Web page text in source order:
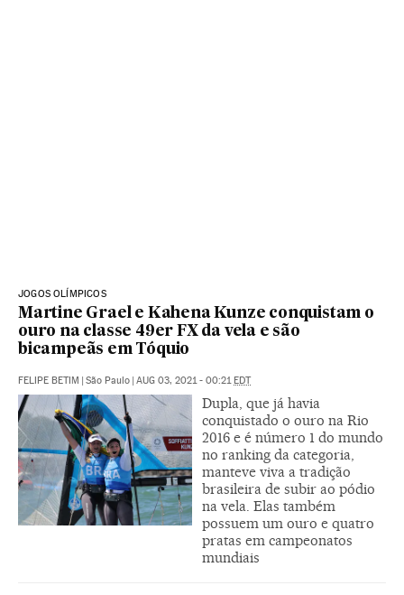
JOGOS OLÍMPICOS
Martine Grael e Kahena Kunze conquistam o
ouro na classe 49er FX da vela e são
bicampeãs em Tóquio
FELIPE BETIM São Paulo AUG 03, 2021 - 00:21 EDT
Dupla, que já havia
conquistado o ouro na Rio
2016 e é número 1 do mundo
no ranking da categoria,
manteve viva a tradição
brasileira de subir ao pódio
na vela. Elas também
possuem um ouro e quatro
pratas em campeonatos
mundiais